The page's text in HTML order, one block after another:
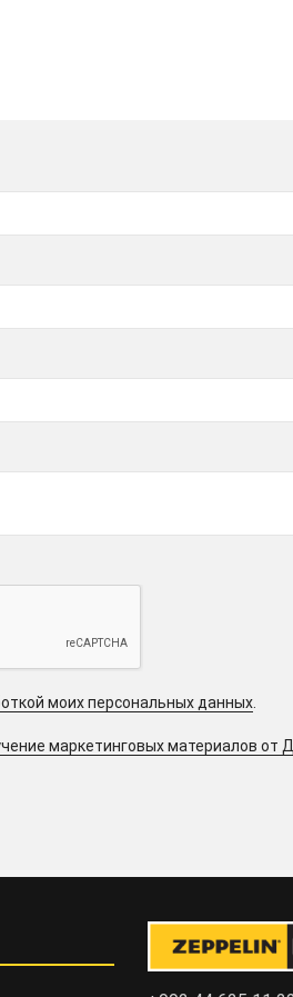
моих персональных данных
маркетинговых материалов от